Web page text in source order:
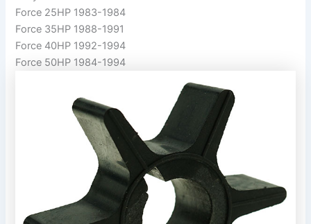
Force 25HP 1983-1984
Force 35HP 1988-1991
Force 40HP 1992-1994
Force 50HP 1984-1994